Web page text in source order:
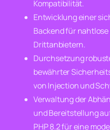
Kompatibilität.
Entwicklung einer
Backend für
Drittanbietern.
Durchsetzung
bewährter
von Injection und
Verwaltung der
und Bereitstellung
PHP 8.2 für eine